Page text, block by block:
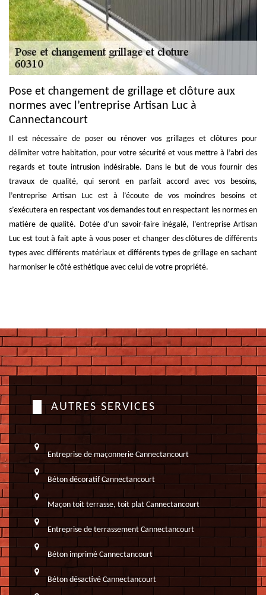
Pose et changement de grillage et clôture aux
normes avec l’entreprise Artisan Luc à
Cannectancourt
Il est nécessaire de poser ou rénover vos grillages et clôtures pour
délimiter votre habitation, pour votre sécurité et vous mettre à l’abri des
regards et toute intrusion indésirable. Dans le but de vous fournir des
travaux de qualité, qui seront en parfait accord avec vos besoins,
l’entreprise Artisan Luc est à l’écoute de vos moindres besoins et
s’exécutera en respectant vos demandes tout en respectant les normes en
matière de qualité. Dotée d’un savoir-faire inégalé, l’entreprise Artisan
Luc est tout à fait apte à vous poser et changer des clôtures de différents
types avec différents matériaux et différents types de grillage en sachant
harmoniser le côté esthétique avec celui de votre propriété.
AUTRES SERVICES
Entreprise de maçonnerie Cannectancourt
Béton décoratif Cannectancourt
Maçon toit terrasse, toit plat Cannectancourt
Entreprise de terrassement Cannectancourt
Béton imprimé Cannectancourt
Béton désactivé Cannectancourt